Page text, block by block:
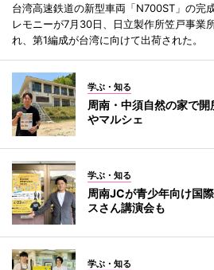
台湾高速鉄道の新型車両「N700ST」の完
レモニーが7月30日、日立製作所笠戸事業
れ、第1編成が台湾に向けて出荷された。
学ぶ・知る
周南・中須自然の家で
やマルシェ
学ぶ・知る
周南JCが青少年向け国
スさん講演会も
学ぶ・知る